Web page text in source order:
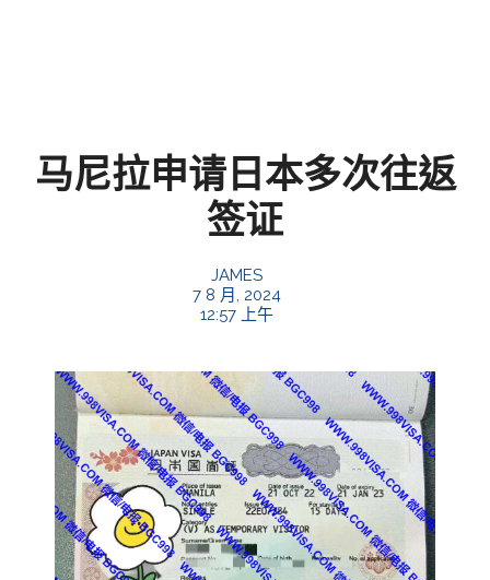
马尼拉申请日本多次往返
签证
JAMES
7 8 月, 2024
12:57 上午